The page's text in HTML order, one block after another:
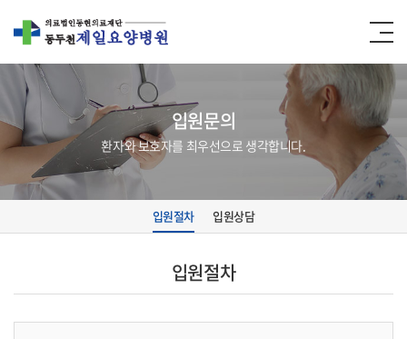
입원문의
환자와 보호자를 최우선으로 생각합니다.
입원절차 입원상담
입원절차